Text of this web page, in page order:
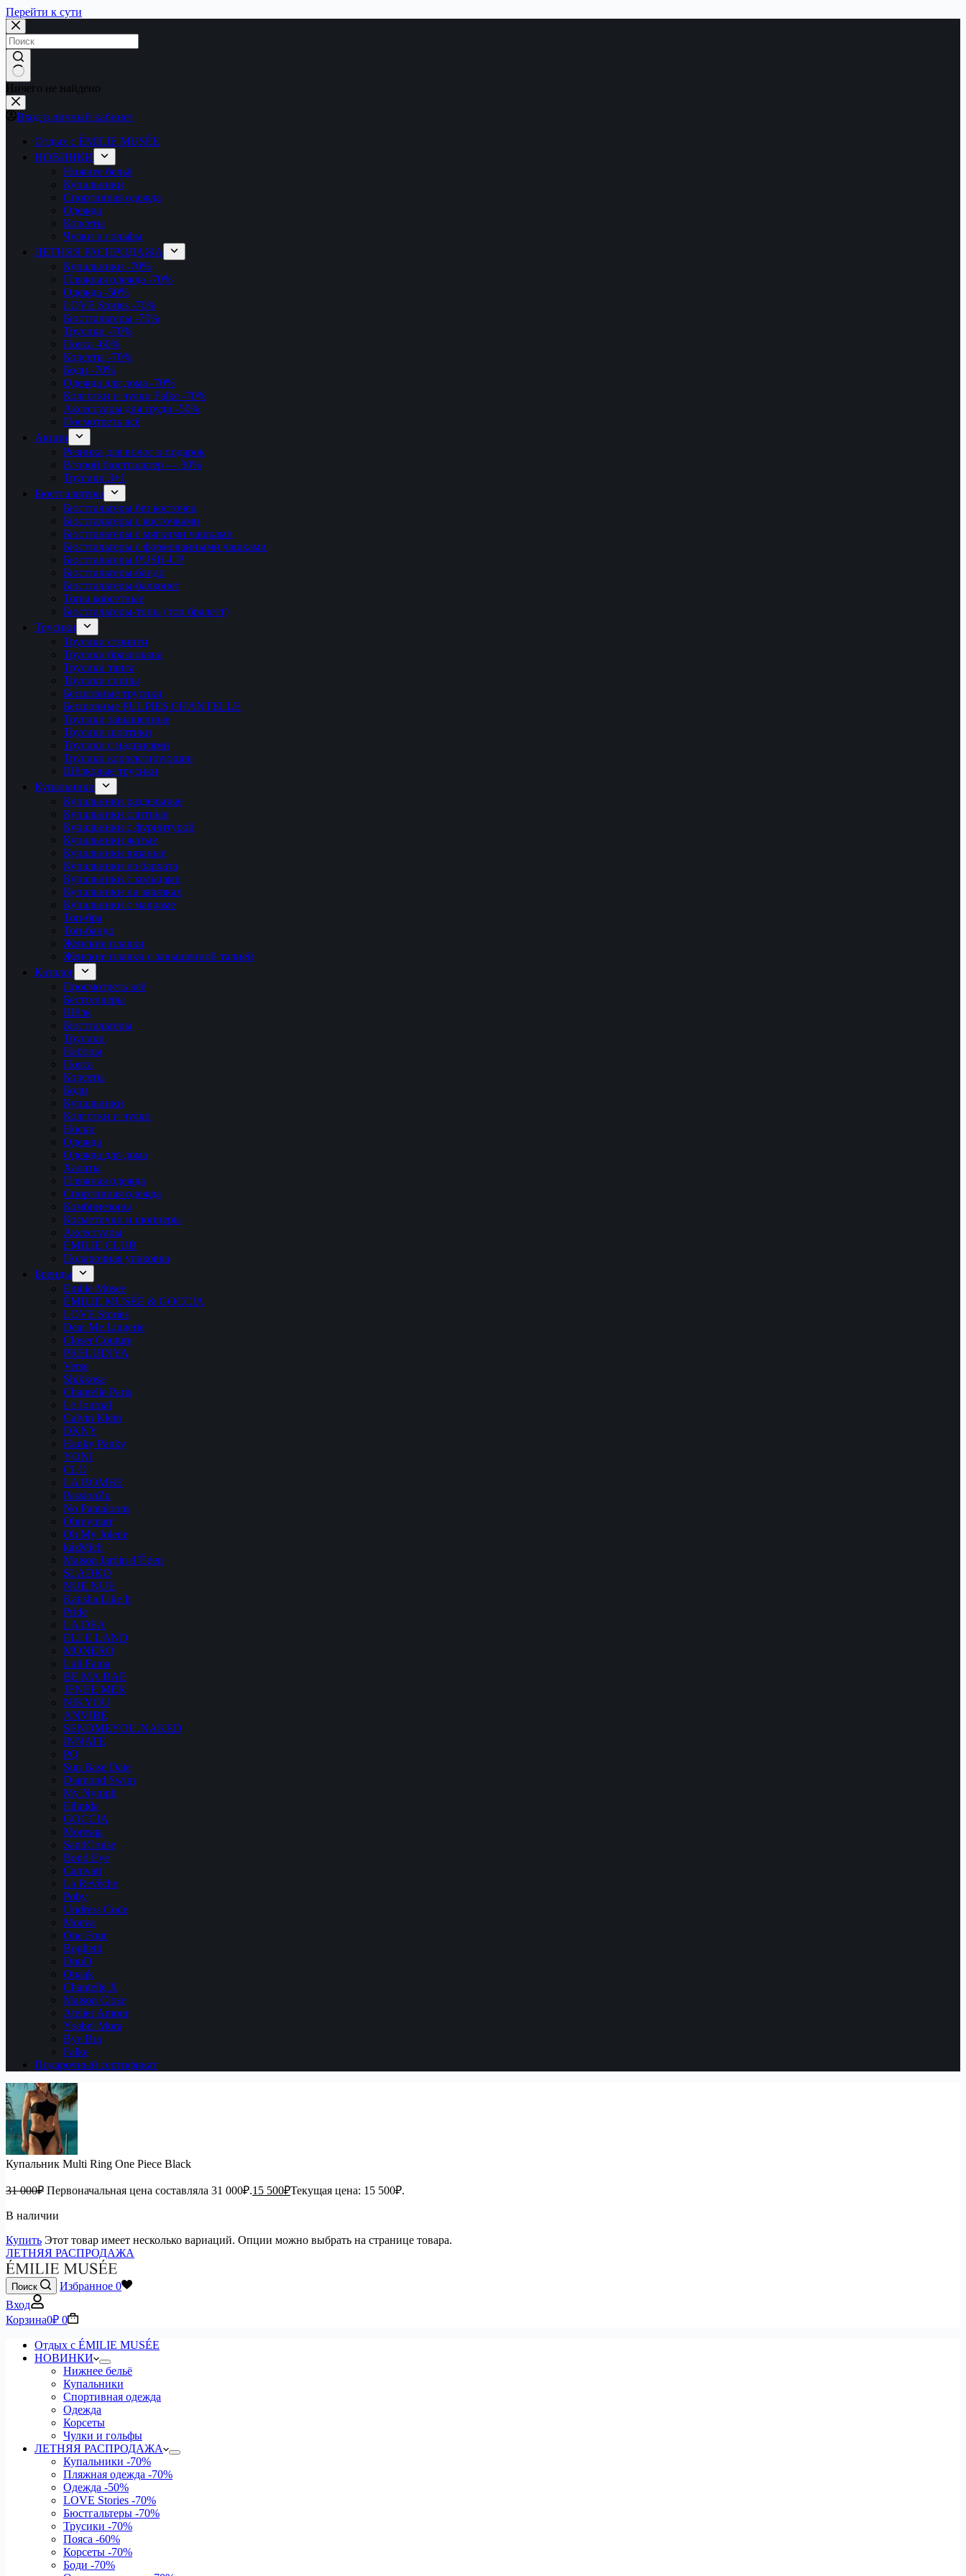
Перейти к сути
Ничего не найдено
Вход в личный кабинет
Отдых с ÉMILIE MUSÉE
НОВИНКИ
Нижнее бельё
Купальники
Спортивная одежда
Одежда
Корсеты
Чулки и гольфы
ЛЕТНЯЯ РАСПРОДАЖА
Купальники -70%
Пляжная одежда -70%
Одежда -50%
LOVE Stories -70%
Бюстгальтеры -70%
Трусики -70%
Пояса -60%
Корсеты -70%
Боди -70%
Одежда для дома -70%
Колготки и чулки Falke -70%
Аксессуары для груди -50%
Посмотреть всё
Акции
Резинка для волос в подарок
Второй бюстгальтер — 30%
Трусики 3+1
Бюстгальтеры
Бюстгальтеры без косточек
Бюстгальтеры с косточками
Бюстгальтеры с мягкими чашками
Бюстгальтеры с формованными чашками
Бюстгальтеры PUSH-UP
Бюстгальтеры-бандо
Бюстгальтеры-балконет
Топы корсетные
Бюстгальтеры-топы (топ бралетт)
Трусики
Трусики стринги
Трусики бразильяна
Трусики танга
Трусики слипы
Бесшовные трусики
Бесшовные PULPIES CHANTELLE
Трусики завышенные
Трусики шортики
Трусики с надписями
Трусики корректирующие
Шёлковые трусики
Купальники
Купальники раздельные
Купальники слитные
Купальники с фурнитурой
Купальники жатые
Купальники вязаные
Купальники из бархата
Купальники с кольцами
Купальники на завязках
Купальники с макраме
Топ-бра
Топ-бандо
Женские плавки
Женские плавки с завышенной талией
Каталог
Просмотреть всё
Бестселлеры
Шёлк
Бюстгальтеры
Трусики
Наборы
Пояса
Корсеты
Боди
Купальники
Колготки и чулки
Носки
Одежда
Одежда для дома
Халаты
Пляжная одежда
Спортивная одежда
Комбинезоны
Косметички и шопперы
Аксессуары
ÉMILIE CLUB
Подарочная упаковка
Бренды
Emilie Musee
ÉMILIE MUSÉE & GOCCIA
LOVE Stories
Dear Me Lingerie
Closer Couture
PRELUDIYA
Verse
Shikkosa
Chantelle Paris
Le Journal
Calvin Klein
DKNY
Hanky Panky
YONI
CLO
LA BOMBE
PassionZu
No Pantaloons
Ohmymarr
Oh My Jolene
kázMich
Maison Jardin d’Éden
SLADKO
NUE NUE
Katisha Like It
Pride
LA DEA
ELLE LAND
MONERO
Luli Fama
BE.MA.BAE
JENEE MER
NIKYOU
ANVIBE
SENDMEYOU.NAKED
INNATE
PQ
Sun Base Date
Diamond Swim
My Nymph
Ellinida
GOCCIA
Moresqa
SandCruise
Bond Eye
Camvari
La Revêche
Poby
Undress Code
Moeva
One Four
Boglietti
DnuD
Opaak
Chantelle X
Maison Close
Atelier Amour
Ysabel Mora
Bye Bra
Falke
Подарочный сертификат
Купальник Multi Ring One Piece Black
31 000₽ Первоначальная цена составляла 31 000₽.15 500₽Текущая цена: 15 500₽.
В наличии
Купить Этот товар имеет несколько вариаций. Опции можно выбрать на странице товара.
ЛЕТНЯЯ РАСПРОДАЖА
Поиск Избранное 0
Вход
Корзина0₽ 0
Отдых с ÉMILIE MUSÉE
НОВИНКИ
Нижнее бельё
Купальники
Спортивная одежда
Одежда
Корсеты
Чулки и гольфы
ЛЕТНЯЯ РАСПРОДАЖА
Купальники -70%
Пляжная одежда -70%
Одежда -50%
LOVE Stories -70%
Бюстгальтеры -70%
Трусики -70%
Пояса -60%
Корсеты -70%
Боди -70%